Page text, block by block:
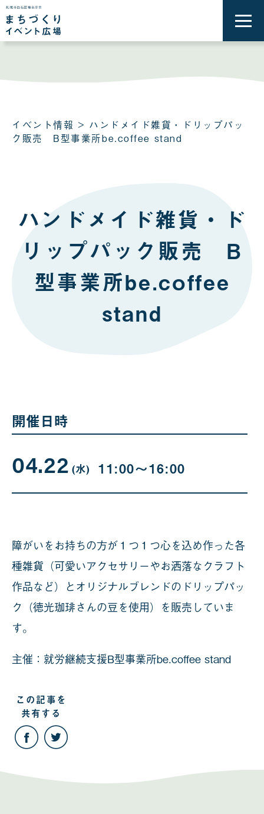
ニ
イベント情報 > ハンドメイド雑貨・ドリップパッ
ク販売 B型事業所be.coffee stand
ハンドメイド雑貨・ド
リップパック販売 B
型事業所be.coffee
stand
開催日時
04.22月
日
(水日
) 11:00〜16:00
障がいをお持ちの方が１つ１つ心を込め作った各
種雑貨（可愛いアクセサリーやお洒落なクラフト
作品など）とオリジナルブレンドのドリップパッ
ク（徳光珈琲さんの豆を使用）を販売していま
す。
主催：就労継続支援B型事業所be.coffee stand
この記事を
共有する
こ
の
記
Facebook
Twitter